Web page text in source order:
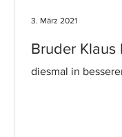
Bruder Klaus
diesmal in
3. März 2021